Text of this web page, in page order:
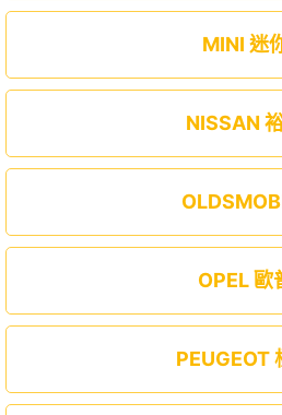
MINI 迷
NISSAN
OPEL 歐
PEUGEOT